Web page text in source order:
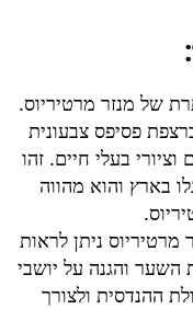
של מנזר מרטיריוס.
פסיפס צבעונית
בעלי חיים. זהו
בארץ והוא מהווה
.
מרטיריוס ניתן לראות
והגנה על יושבי
ההנדסית ולצורך